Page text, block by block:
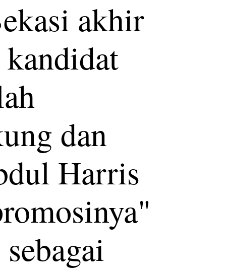
akhir
kandidat
dan
Harris